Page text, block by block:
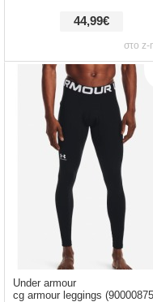
στο z-
44,99€
Under armour
cg armour leggings